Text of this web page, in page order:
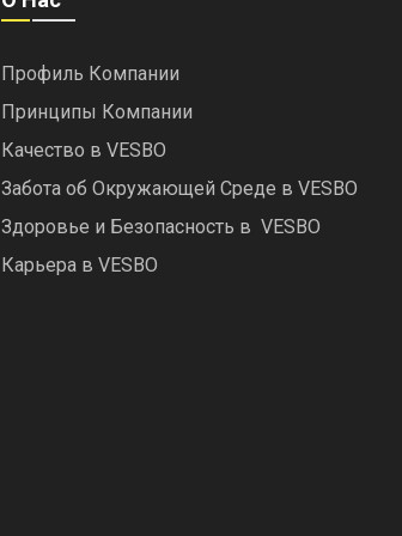
Профиль Компании
Принципы Компании
Качество в VESBO
Забота об Окружающей Среде в VESBO
Здоровье и Безопасность в VESBO
Карьера в VESBO